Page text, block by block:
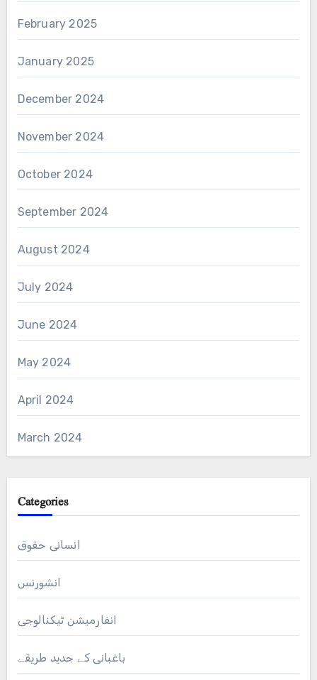
February 2025
January 2025
December 2024
November 2024
October 2024
September 2024
August 2024
July 2024
June 2024
May 2024
April 2024
March 2024
Categories
انسانی حقوق
انشورنس
انفارمیشن ٹیکنالوجی
باغبانی کے جدید طریقے